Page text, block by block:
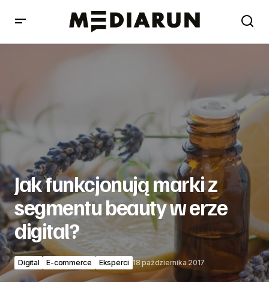
Jak funkcjonują marki z
segmentu beauty w erze
digital?
Digital E-commerce Eksperci 18 października 2017